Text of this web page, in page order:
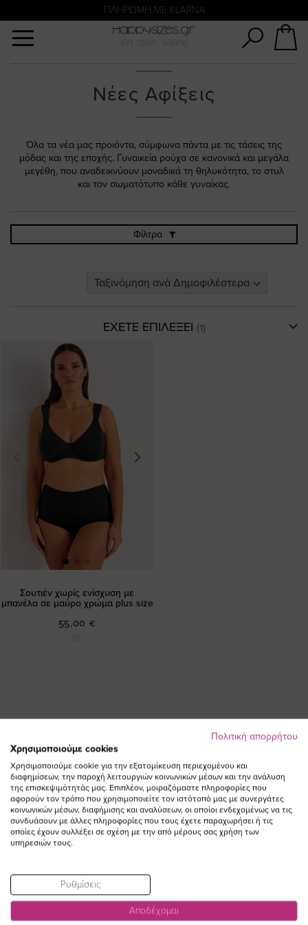
ΠΛΗΡΩΜΗ ΜΕ KLARNA
ΑΜΕΣΗ ΠΑΡΑΔΟΣΗ ΜΕ ACS ΚΑΙ ΓΕΝΙΚΗ ΤΑΧΥΔΡΟΜΙΚΉ
Νέες Αφίξεις
Όλα τα νέα μας προιόντα, σύμφωνα πάντα με τις τάσεις της
μόδας και της εποχής. Γυναικεία ρούχα σε κανονικά και μεγάλα
μεγέθη, που αναδεικνύουν μοναδικά τη θηλυκότητα, το στυλ
και τον σωματότυπο κάθε γυναίκας.
Φίλτρα
ΕΧΕΤΕ ΕΠΙΛΕΞΕΙ
Σουτιέν χωρίς ενίσχυση με
μπανέλα σε μαύρο χρώμα plus size
55,00 €
ΕΓΓΡΑΦΕΙΤΕ ΣΤΟ NEWSLETTER
Email
ΕΓΓΡΑΦΗ
Συμφωνώ με τουςΌρους Χρήσης
Αναζήτηση
Πολιτική απορρήτου
Χρησιμοποιούμε cookies
Χρησιμοποιούμε cookie για την εξατομίκευση περιεχομένου και
διαφημίσεων, την παροχή λειτουργιών κοινωνικών μέσων και την ανάλυση
της επισκεψιμότητάς μας. Επιπλέον, μοιραζόμαστε πληροφορίες που
αφορούν τον τρόπο που χρησιμοποιείτε τον ιστότοπό μας με συνεργάτες
κοινωνικών μέσων, διαφήμισης και αναλύσεων, οι οποίοι ενδεχομένως να τις
συνδυάσουν με άλλες πληροφορίες που τους έχετε παραχωρήσει ή τις
οποίες έχουν συλλέξει σε σχέση με την από μέρους σας χρήση των
υπηρεσιών τους.
Ρυθμίσεις
Αποδέχομαι